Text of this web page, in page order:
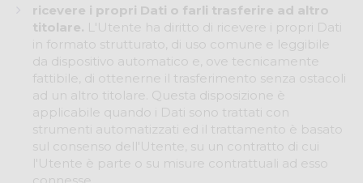
ricevere i propri Dati o farli trasferire ad altro
titolare. L'Utente ha diritto di ricevere i propri Dati
in formato strutturato, di uso comune e leggibile
da dispositivo automatico e, ove tecnicamente
fattibile, di ottenerne il trasferimento senza ostacoli
ad un altro titolare. Questa disposizione è
applicabile quando i Dati sono trattati con
strumenti automatizzati ed il trattamento è basato
sul consenso dell'Utente, su un contratto di cui
l'Utente è parte o su misure contrattuali ad esso